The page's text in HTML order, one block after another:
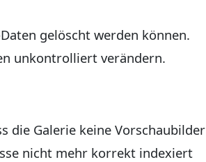
gelöscht werden können.
unkontrolliert verändern.
die Galerie keine Vorschaubilder
nicht mehr korrekt indexiert